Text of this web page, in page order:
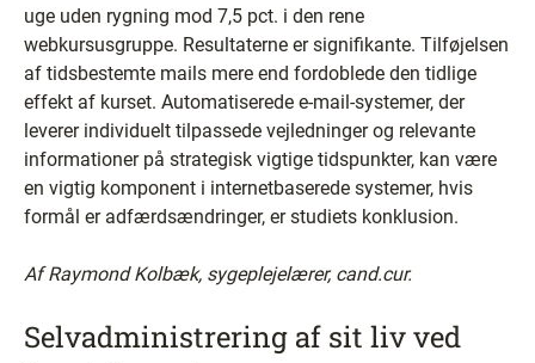
uge uden rygning mod 7,5 pct. i den rene
webkursusgruppe. Resultaterne er signifikante. Tilføjelsen
af tidsbestemte mails mere end fordoblede den tidlige
effekt af kurset. Automatiserede e-mail-systemer, der
leverer individuelt tilpassede vejledninger og relevante
informationer på strategisk vigtige tidspunkter, kan være
en vigtig komponent i internetbaserede systemer, hvis
formål er adfærdsændringer, er studiets konklusion.
Af Raymond Kolbæk, sygeplejelærer, cand.cur.
Selvadministrering af sit liv ved